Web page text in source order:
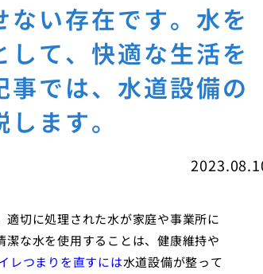
い存在です。水を
て、快適な生活を
では、水道設備の
ます。
切に処理された水が家庭や事業所に
な水を使用することは、健康維持や
レつまりを直すには水道設備が整って